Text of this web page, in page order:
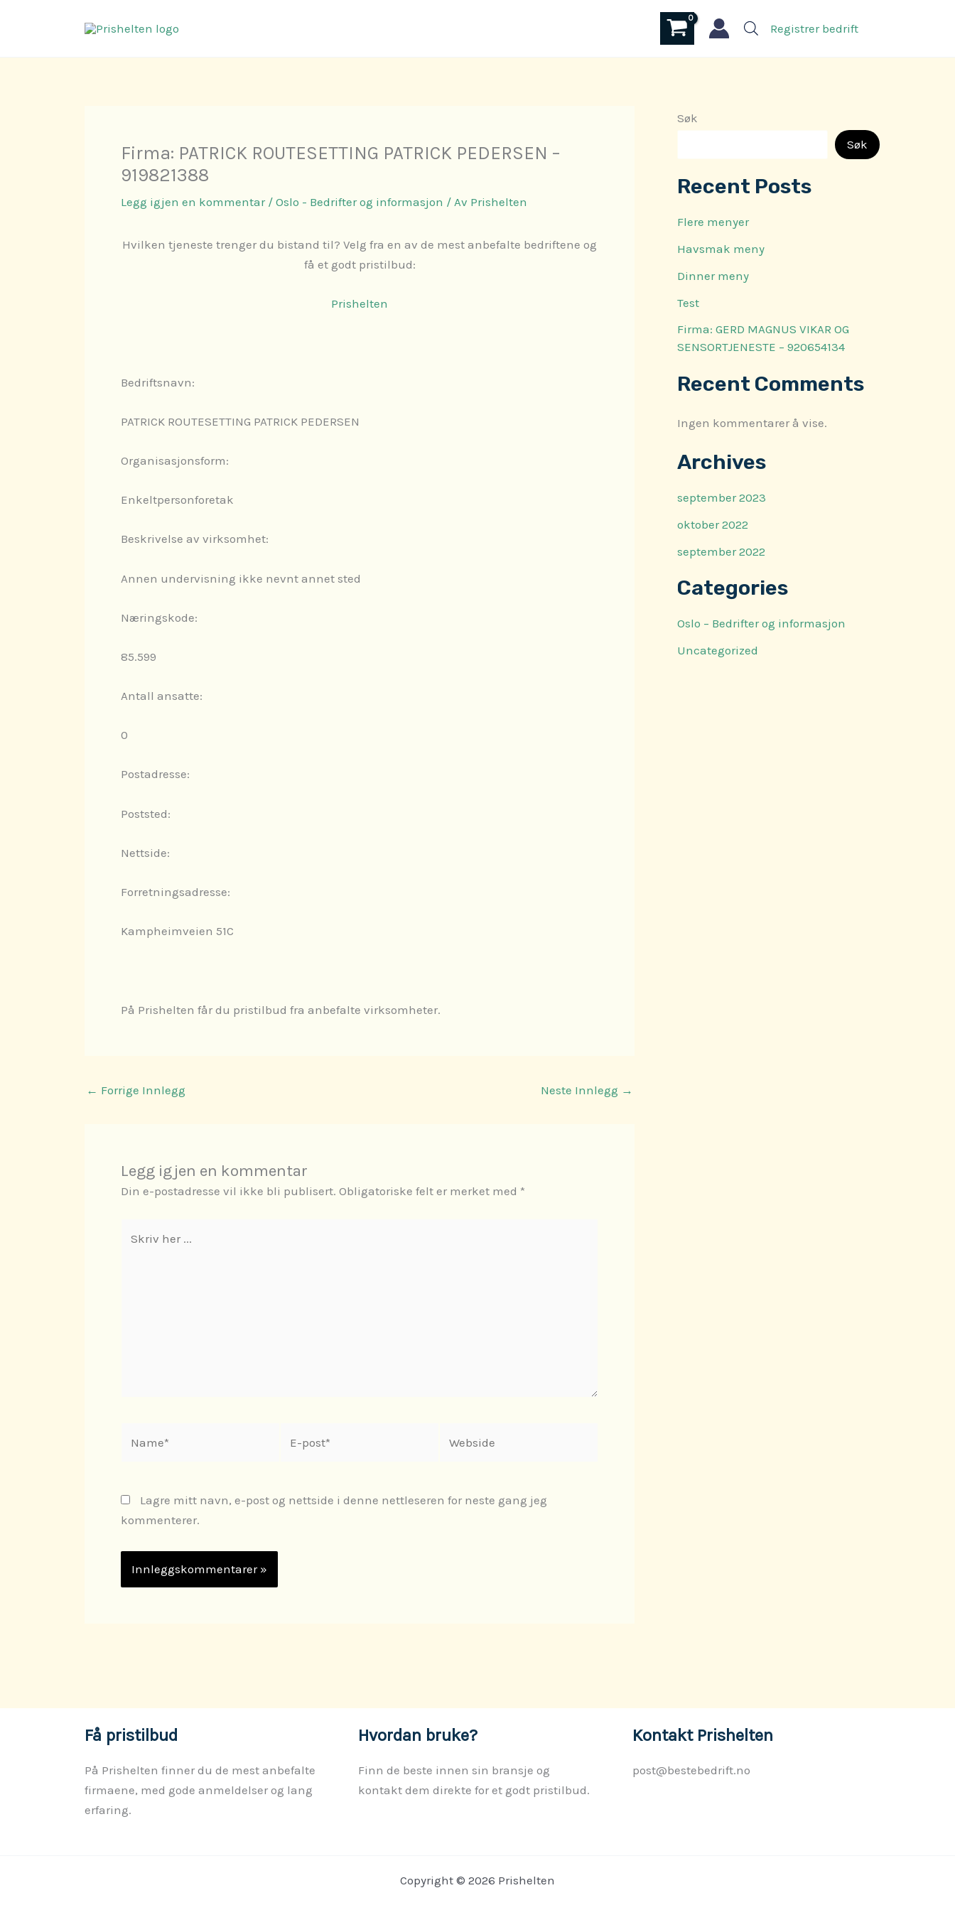
Registrer bedrift
Firma: PATRICK ROUTESETTING PATRICK PEDERSEN –
919821388
Legg igjen en kommentar / Oslo - Bedrifter og informasjon / Av Prishelten
Hvilken tjeneste trenger du bistand til? Velg fra en av de mest anbefalte bedriftene og
få et godt pristilbud:
Prishelten
Bedriftsnavn:
PATRICK ROUTESETTING PATRICK PEDERSEN
Organisasjonsform:
Enkeltpersonforetak
Beskrivelse av virksomhet:
Annen undervisning ikke nevnt annet sted
Næringskode:
85.599
Antall ansatte:
0
Postadresse:
Poststed:
Nettside:
Forretningsadresse:
Kampheimveien 51C
På Prishelten får du pristilbud fra anbefalte virksomheter.
← Forrige Innlegg Neste Innlegg →
Legg igjen en kommentar
Din e-postadresse vil ikke bli publisert. Obligatoriske felt er merket med *
post*
Lagre mitt navn, e-post og nettside i denne nettleseren for neste gang jeg
kommenterer.
Søk
Søk
Recent Posts
Flere menyer
Havsmak meny
Dinner meny
Test
Firma: GERD MAGNUS VIKAR OG
SENSORTJENESTE – 920654134
Recent Comments
Ingen kommentarer å vise.
Archives
september 2023
oktober 2022
september 2022
Categories
Oslo – Bedrifter og informasjon
Uncategorized
Få pristilbud
På Prishelten finner du de mest anbefalte
firmaene, med gode anmeldelser og lang
erfaring.
Hvordan bruke?
Finn de beste innen sin bransje og
kontakt dem direkte for et godt pristilbud.
Kontakt Prishelten
post@bestebedrift.no
Copyright © 2026 Prishelten